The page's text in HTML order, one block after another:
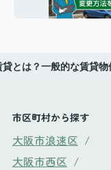
貸とは？一般的な賃貸
市区町村から探す
大阪市浪速区 /
大阪市西区 /